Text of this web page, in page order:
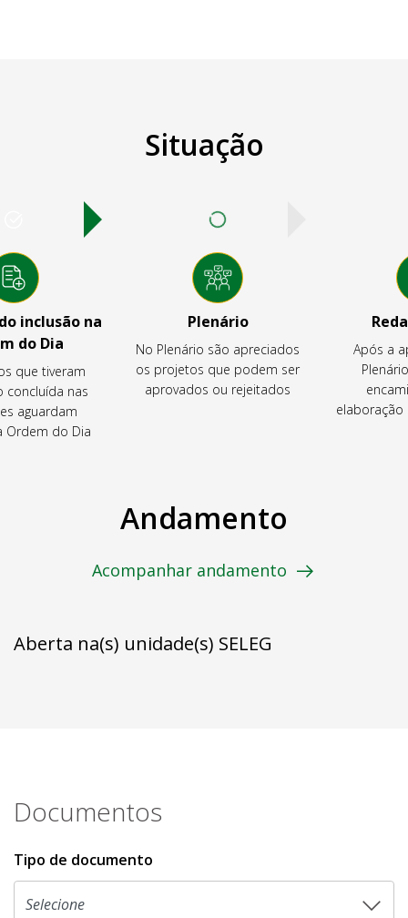
Situação
inclusão na
do Dia
que tiveram
concluída nas
aguardam
Ordem do Dia
Plenário
No Plenário são apreciados
os projetos que podem ser
aprovados ou rejeitados
Após a
elaboração
Andamento
Acompanhar andamento
Aberta na(s) unidade(s) SELEG
Documentos
Tipo de documento